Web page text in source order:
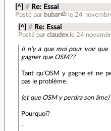
[^] # Re: Essai
Posté par bubar🦥 le 24
[^] # Re: Essai
Posté parclaudex le 24
Il n'y a que moi pour voir que
gagner que OSM??
Tant qu'OSM y gagne et ne
pas le problème.
(et que OSM y perdra son âme)
Pourquoi?